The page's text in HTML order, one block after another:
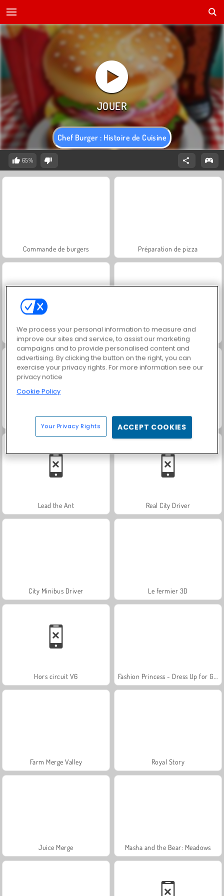
Chef Burger : Histoire de Cuisine
65%
Commande de burgers Préparation de pizza
Préparation de tarte aux fruits Bavarois strudel aux pommes
Super Fille : Naissance de Jumeaux Extreme Makeover
Lead the Ant Real City Driver
City Minibus Driver Le fermier 3D
Hors circuit V6
Farm Merge Valley Royal Story
Juice Merge Masha and the Bear: Meadows
We process your personal information to measure and
improve our sites and service, to assist our marketing
campaigns and to provide personalised content and
advertising. By clicking the button on the right, you can
exercise your privacy rights. For more information see our
privacy notice
Cookie Policy
Your Privacy Rights ACCEPT COOKIES